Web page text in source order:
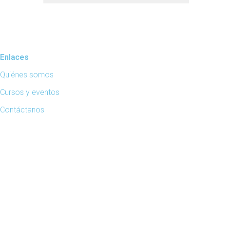
Enlaces
Quiénes somos
Cursos y eventos
Contáctanos